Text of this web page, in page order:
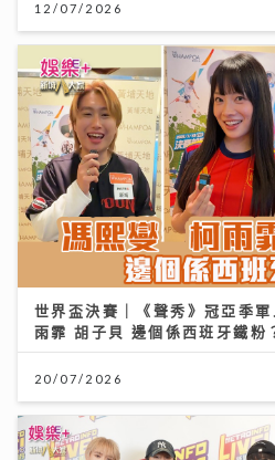
12/07/2026
世界盃決賽｜《聲秀》冠亞季
雨霏 胡子貝 邊個係西班牙鐵粉
20/07/2026